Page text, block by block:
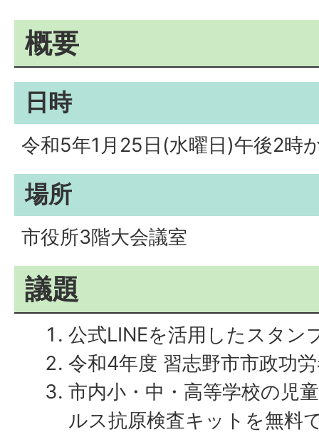
概要
日時
令和5年1月25日(水曜日)午後2時
場所
市役所3階大会議室
議題
公式LINEを活用したスタン
令和4年度 習志野市市政功
市内小・中・高等学校の児
ルス抗原検査キットを無料